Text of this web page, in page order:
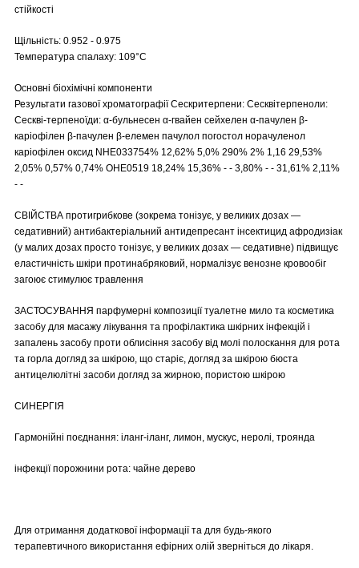
стійкості
Щільність: 0.952 - 0.975
Температура спалаху: 109°C
Основні біохімічні компоненти
Результати газової хроматографії Сескритерпени: Сесквітерпеноли:
Сескві-терпеноїди: α-бульнесен α-гвайен сейхелен α-пачулен β-
каріофілен β-пачулен β-елемен пачулол погостол норачуленол
каріофілен оксид NHE033754% 12,62% 5,0% 290% 2% 1,16 29,53%
2,05% 0,57% 0,74% OHE0519 18,24% 15,36% - - 3,80% - - 31,61% 2,11%
- -
СВІЙСТВА протигрибкове (зокрема тонізує, у великих дозах —
седативний) антибактеріальний антидепресант інсектицид афродизіак
(у малих дозах просто тонізує, у великих дозах — седативне) підвищує
еластичність шкіри протинабряковий, нормалізує венозне кровообіг
загоює стимулює травлення
ЗАСТОСУВАННЯ парфумерні композиції туалетне мило та косметика
засобу для масажу лікування та профілактика шкірних інфекцій і
запалень засобу проти облисіння засобу від молі полоскання для рота
та горла догляд за шкірою, що старіє, догляд за шкірою бюста
антицелюлітні засоби догляд за жирною, пористою шкірою
СИНЕРГІЯ
Гармонійні поєднання: іланг-іланг, лимон, мускус, неролі, троянда
інфекції порожнини рота: чайне дерево
Для отримання додаткової інформації та для будь-якого
терапевтичного використання ефірних олій зверніться до лікаря.